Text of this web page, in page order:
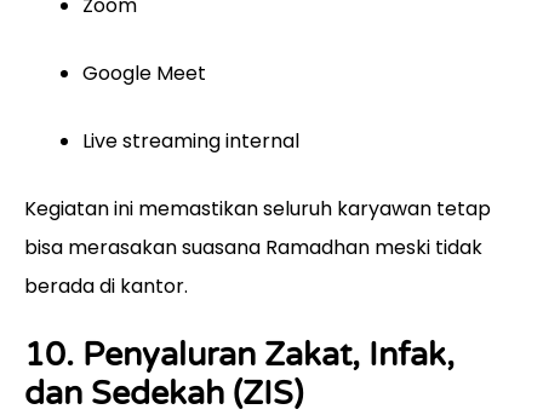
Google Meet
Live streaming internal
Kegiatan ini memastikan seluruh karyawan tetap
bisa merasakan suasana Ramadhan meski tidak
berada di kantor.
10. Penyaluran Zakat, Infak,
dan Sedekah (ZIS)